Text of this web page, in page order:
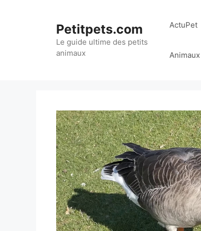
Petitpets.com
Le guide ultime des petits
animaux
ActuPet